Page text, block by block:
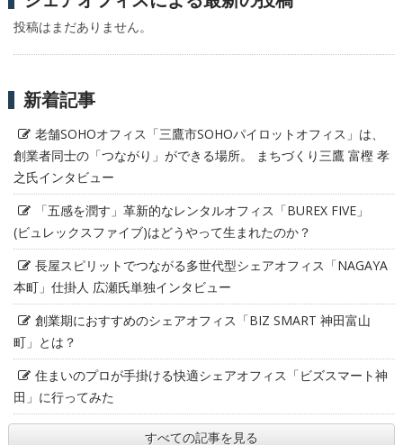
投稿はまだありません。
新着記事
老舗SOHOオフィス「三鷹市SOHOパイロットオフィス」は、
創業者同士の「つながり」ができる場所。 まちづくり三鷹 富樫 孝
之氏インタビュー
「五感を潤す」革新的なレンタルオフィス「BUREX FIVE」
(ビュレックスファイブ)はどうやって生まれたのか？
長屋スピリットでつながる多世代型シェアオフィス「NAGAYA
本町」仕掛人 広瀬氏単独インタビュー
創業期におすすめのシェアオフィス「BIZ SMART 神田富山
町」とは？
住まいのプロが手掛ける快適シェアオフィス「ビズスマート神
田」に行ってみた
すべての記事を見る